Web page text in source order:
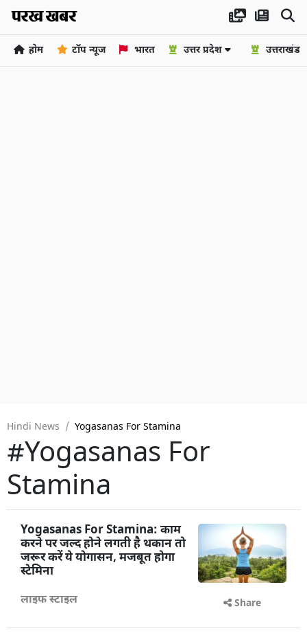
होम टॉप न्यूज भारत उत्तर प्रदेश उत्तराखंड
Hindi News Yogasanas For Stamina
#Yogasanas For
Stamina
Yogasanas For Stamina: काम
करने पर जल्द होने लगती है थकान तो
जरूर करें ये योगासन, मजबूत होगा
स्टेमिना
लाइफ स्टाइल Share